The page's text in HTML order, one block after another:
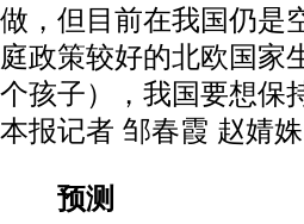
做，但目前在我国仍是
庭政策较好的北欧国家
个孩子），我国要想保
本报记者 邹春霞 赵婧姝
预测